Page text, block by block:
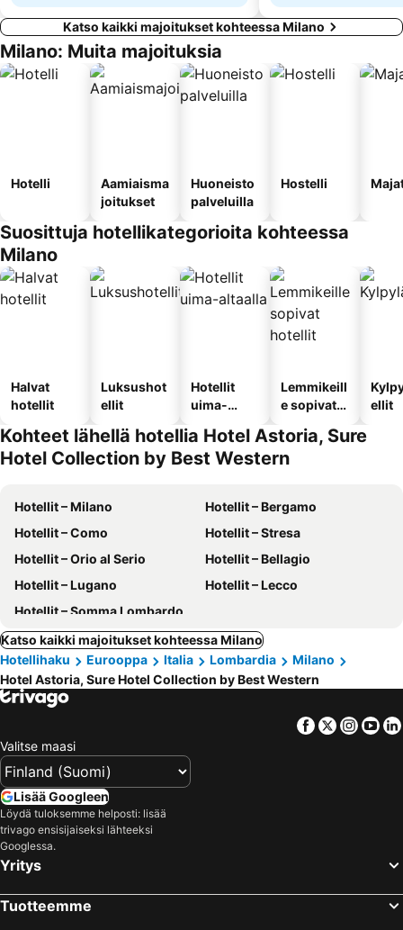
Katso kaikki majoitukset kohteessa Milano
Milano: Muita majoituksia
Hotelli
Aamiaisma
joitukset
Huoneisto
palveluilla
Hostelli
Suosittuja hotellikategorioita kohteessa
Milano
Halvat
hotellit
Luksushot
ellit
Hotellit
uima-
Lemmikeill
e sopivat
ellit
Kohteet lähellä hotellia Hotel Astoria, Sure
Hotel Collection by Best Western
Hotellit – Milano
Hotellit – Bergamo
Hotellit – Como
Hotellit – Stresa
Hotellit – Orio al Serio
Hotellit – Bellagio
Hotellit – Lugano
Hotellit – Lecco
Hotellit – Somma Lombardo
Katso kaikki majoitukset kohteessa Milano
Hotellihaku
Eurooppa Italia Lombardia
Milano
Hotel Astoria, Sure Hotel Collection by Best Western
Facebook
Twitter
Valitse maasi
Lisää Googleen
Löydä tuloksemme helposti: lisää
trivago ensisijaiseksi lähteeksi
Googlessa.
Yritys
Tuotteemme